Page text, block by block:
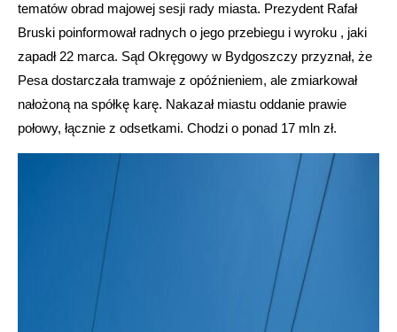
tematów obrad majowej sesji rady miasta. Prezydent Rafał
Bruski poinformował radnych o jego przebiegu i wyroku , jaki
zapadł 22 marca. Sąd Okręgowy w Bydgoszczy przyznał, że
Pesa dostarczała tramwaje z opóźnieniem, ale zmiarkował
nałożoną na spółkę karę. Nakazał miastu oddanie prawie
połowy, łącznie z odsetkami. Chodzi o ponad 17 mln zł.